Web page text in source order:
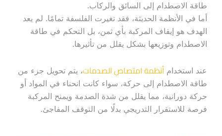
طاقة الاصطدام إلى السائق والركاب.
أما في الأنظمة الحديثة، فقد تغيرت الفلسفة تمامًا. لم يعد
الهدف هو إيقاف المركبة بأي ثمن، بل التحكم في طاقة
الاصطدام وتوزيعها بشكل يقلل من تأثيرها.
عند استخدام أنظمة امتصاص الصدمات، يتم تحويل جزء من
طاقة الاصطدام إلى حركة، سواء كانت انحناء في المواد أو
حركة دورانية، مما يقلل من شدة الصدمة ويمنح المركبة
فرصة للاستقرار التدريجي بدلًا من التوقف المفاجئ.